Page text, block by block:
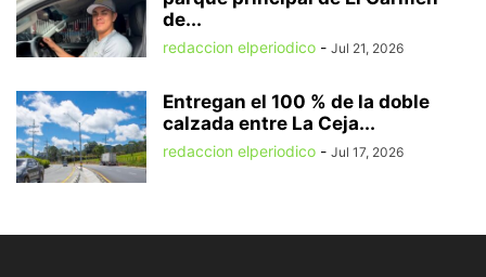
de...
redaccion elperiodico - Jul 21, 2026
Entregan el 100 % de la doble
calzada entre La Ceja...
redaccion elperiodico - Jul 17, 2026